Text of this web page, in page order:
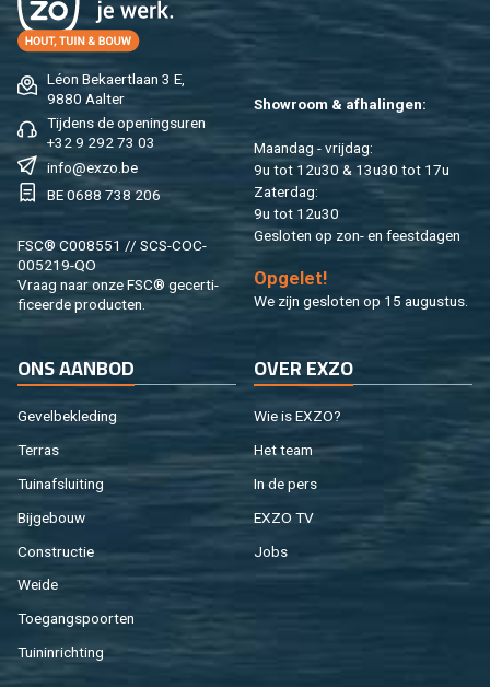
Léon Be­kaert­laan 3 E,
9880 Aal­ter
Tij­dens de ope­nings­uren
+32 9 292 73 03
info@​exzo.​be
BE 0688 738 206
FSC® C008551 // SCS-COC-
005219-QO
Vraag naar onze FSC® ge­cer­ti­
fi­ceer­de pro­duc­ten.
Show­room & af­ha­lin­gen:
Maan­dag - vrij­dag:
9u tot 12u30 & 13u30 tot 17u
Za­ter­dag:
9u tot 12u30
Ge­slo­ten op zon- en feest­da­gen
Op­ge­let!
We zijn ge­slo­ten op 15 au­gus­tus.
ONS AAN­BOD
Ge­vel­be­kle­ding
Ter­ras
Tuin­af­slui­ting
Bij­ge­bouw
Con­struc­tie
Weide
Toe­gangs­poor­ten
Tuin­in­rich­ting
OVER EXZO
Wie is EXZO?
Het team
In de pers
EXZO TV
Jobs